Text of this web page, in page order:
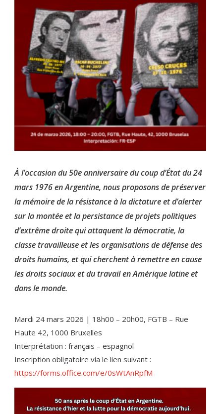
À l’occasion du 50e anniversaire du coup d’État du 24
mars 1976 en Argentine, nous proposons de préserver
la mémoire de la résistance à la dictature et d’alerter
sur la montée et la persistance de projets politiques
d’extrême droite qui attaquent la démocratie, la
classe travailleuse et les organisations de défense des
droits humains, et qui cherchent à remettre en cause
les droits sociaux et du travail en Amérique latine et
dans le monde.
Mardi 24 mars 2026 | 18h00 – 20h00, FGTB – Rue
Haute 42, 1000 Bruxelles
Interprétation : français – espagnol
Inscription obligatoire via le lien suivant :
https://forms.office.com/e/0sWtAnRpfM